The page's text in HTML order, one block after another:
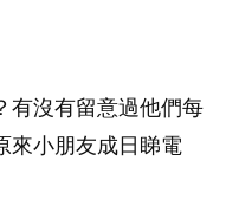
有沒有留意過他們每
來小朋友成日睇電